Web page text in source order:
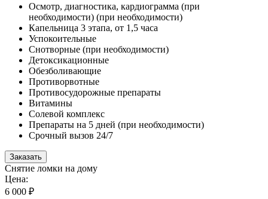
Осмотр, диагностика, кардиограмма (при
необходимости) (при необходимости)
Капельница 3 этапа, от 1,5 часа
Успокоительные
Снотворные (при необходимости)
Детоксикационные
Обезболивающие
Противорвотные
Противосудорожные препараты
Витамины
Солевой комплекс
Препараты на 5 дней (при необходимости)
Срочный вызов 24/7
Заказать
Снятие ломки на дому
Цена:
6 000 ₽